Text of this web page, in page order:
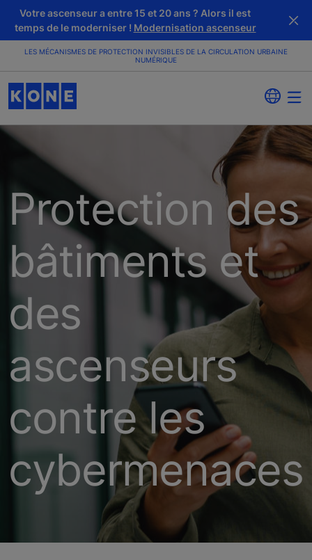
Votre ascenseur a entre 15 et 20 ans ? Alors il est
temps de le moderniser ! Modernisation ascenseur
LES MÉCANISMES DE PROTECTION INVISIBLES DE LA CIRCULATION URBAINE
NUMÉRIQUE
Protection des
bâtiments et
des
ascenseurs
contre les
cybermenaces